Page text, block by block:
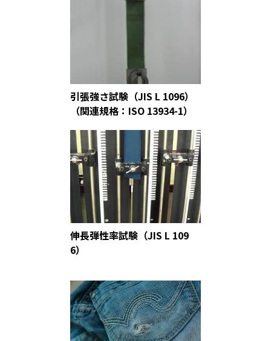
引張強さ試験（JIS L 1096）
（関連規格：ISO 13934-1）
伸長弾性率試験（JIS L 109
6）